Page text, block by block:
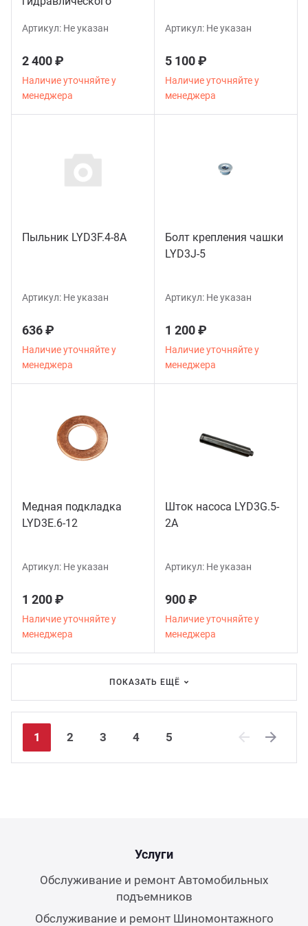
ring set
Артикул: Не указан
2 400 ₽
Наличие уточняйте у
менеджера
Артикул: Не указан
5 100 ₽
Наличие уточняйте у
менеджера
Пыльник LYD3F.4-8A
Артикул: Не указан
636 ₽
Наличие уточняйте у
менеджера
Болт крепления чашки
LYD3J-5
Артикул: Не указан
1 200 ₽
Наличие уточняйте у
менеджера
Медная подкладка
LYD3E.6-12
Артикул: Не указан
1 200 ₽
Наличие уточняйте у
менеджера
Шток насоса LYD3G.5-
2A
Артикул: Не указан
900 ₽
Наличие уточняйте у
менеджера
ПОКАЗАТЬ ЕЩЁ
1 2 3 4
5
Услуги
Обслуживание и ремонт Автомобильных
подъемников
Обслуживание и ремонт Шиномонтажного